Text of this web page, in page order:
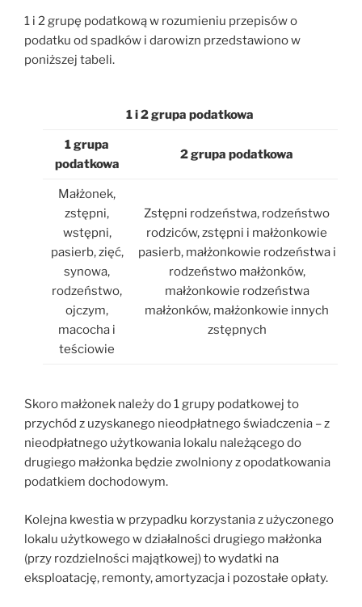
1 i 2 grupę podatkową w rozumieniu przepisów o
podatku od spadków i darowizn przedstawiono w
poniższej tabeli.
1 i 2 grupa podatkowa
1 grupa
podatkowa
2 grupa podatkowa
Małżonek,
zstępni,
wstępni,
pasierb, zięć,
synowa,
rodzeństwo,
ojczym,
macocha i
teściowie
Zstępni rodzeństwa, rodzeństwo
rodziców, zstępni i małżonkowie
pasierb, małżonkowie rodzeństwa i
rodzeństwo małżonków,
małżonkowie rodzeństwa
małżonków, małżonkowie innych
zstępnych
Skoro małżonek należy do 1 grupy podatkowej to
przychód z uzyskanego nieodpłatnego świadczenia – z
nieodpłatnego użytkowania lokalu należącego do
drugiego małżonka będzie zwolniony z opodatkowania
podatkiem dochodowym.
Kolejna kwestia w przypadku korzystania z użyczonego
lokalu użytkowego w działalności drugiego małżonka
(przy rozdzielności majątkowej) to wydatki na
eksploatację, remonty, amortyzacja i pozostałe opłaty.